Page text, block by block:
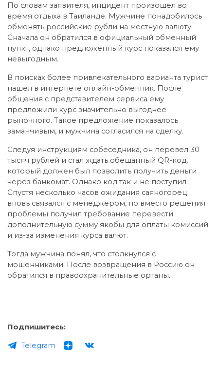
По словам заявителя, инцидент произошел во
время отдыха в Таиланде. Мужчине понадобилось
обменять российские рубли на местную валюту.
Сначала он обратился в официальный обменный
пункт, однако предложенный курс показался ему
невыгодным.
В поисках более привлекательного варианта турист
нашел в интернете онлайн-обменник. После
общения с представителем сервиса ему
предложили курс значительно выгоднее
рыночного. Такое предложение показалось
заманчивым, и мужчина согласился на сделку.
Следуя инструкциям собеседника, он перевел 30
тысяч рублей и стал ждать обещанный QR-код,
который должен был позволить получить деньги
через банкомат. Однако код так и не поступил.
Спустя несколько часов ожидания саяногорец
вновь связался с менеджером, но вместо решения
проблемы получил требование перевести
дополнительную сумму якобы для оплаты комиссий
и из-за изменения курса валют.
Тогда мужчина понял, что столкнулся с
мошенниками. После возвращения в Россию он
обратился в правоохранительные органы.
Подпишитесь:
Telegram